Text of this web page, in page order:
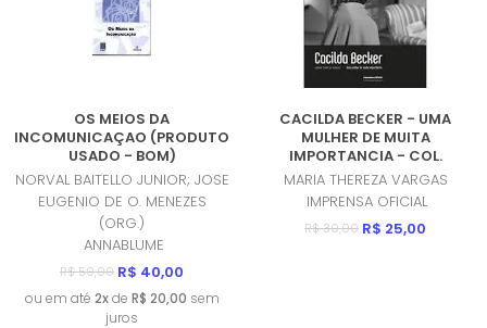
OS MEIOS DA
INCOMUNICAÇAO (PRODUTO
USADO - BOM)
NORVAL BAITELLO JUNIOR; JOSE
EUGENIO DE O. MENEZES
(ORG.)
ANNABLUME
R$ 50,00 R$ 40,00
ou em até 2xde R$ 20,00 sem
juros
CACILDA BECKER - UMA
MULHER DE MUITA
IMPORTANCIA - COL.
APLAUSO (PRODUTO USADO
- MUITO BOM)
MARIA THEREZA VARGAS
IMPRENSA OFICIAL
R$ 30,00 R$ 25,00